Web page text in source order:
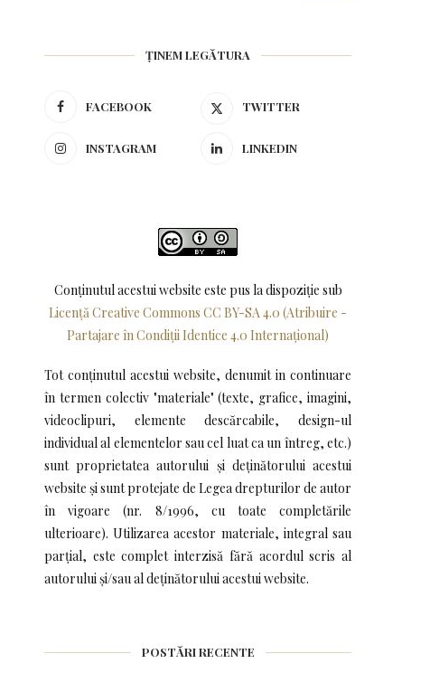
ȚINEM LEGĂTURA
FACEBOOK TWITTER
INSTAGRAM LINKEDIN
Conținutul acestui website este pus la dispoziţie sub
Licență Creative Commons CC BY-SA 4.0 (Atribuire -
Partajare în Condiții Identice 4.0 Internațional)
Tot conținutul acestui website, denumit in continuare
în termen colectiv "materiale" (texte, grafice, imagini,
videoclipuri, elemente descărcabile, design-ul
individual al elementelor sau cel luat ca un întreg, etc.)
sunt proprietatea autorului și deținătorului acestui
website și sunt protejate de Legea drepturilor de autor
în vigoare (nr. 8/1996, cu toate completările
ulterioare). Utilizarea acestor materiale, integral sau
parțial, este complet interzisă fără acordul scris al
autorului și/sau al deținătorului acestui website.
POSTĂRI RECENTE